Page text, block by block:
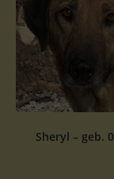
Sheryl – geb.